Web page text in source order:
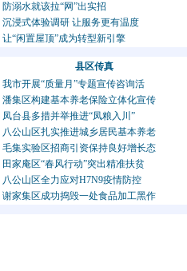
防溺水就该拉“网”出实招
沉浸式体验调研 让服务更有温度
让“闲置屋顶”成为转型新引擎
县区传真
我市开展“质量月”专题宣传咨询活
潘集区构建基本养老保险立体化宣传
凤台县多措并举推进“凤粮入川”
八公山区扎实推进城乡居民基本养老
毛集实验区招商引资保持良好增长态
田家庵区“春风行动”突出精准扶贫
八公山区全力应对H7N9疫情防控
谢家集区成功捣毁一处食品加工黑作